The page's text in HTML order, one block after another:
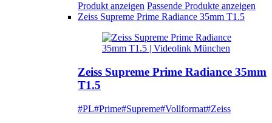
Produkt anzeigen Passende Produkte anzeigen
Zeiss Supreme Prime Radiance 35mm T1.5
Zeiss Supreme Prime Radiance 35mm
T1.5
#PL#Prime#Supreme#Vollformat#Zeiss